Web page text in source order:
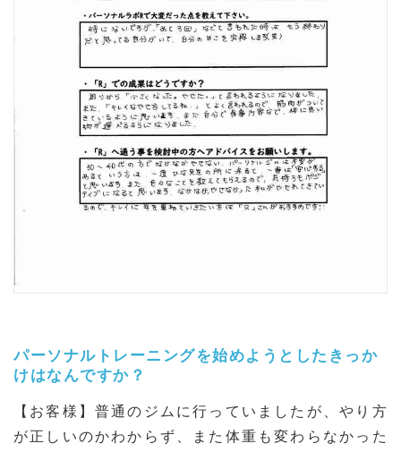
パーソナルトレーニングを始めようとしたきっか
けはなんですか？
【お客様】普通のジムに行っていましたが、やり方
が正しいのかわからず、また体重も変わらなかった